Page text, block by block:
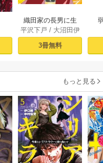
織田家の長男に生
まれました～戦国
時代に転生したけ
ど、死にたくない
ます～ 1
平沢下戸 / 大沼田伊
/逸見兎歌
3冊無料
もっと見る